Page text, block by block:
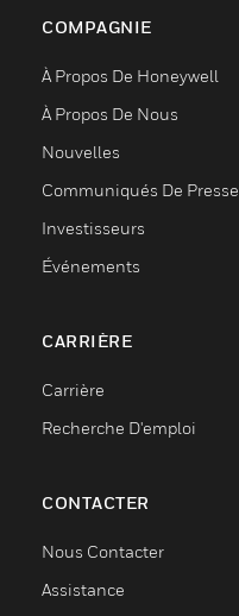
COMPAGNIE
À Propos De Honeywell
À Propos De Nous
Nouvelles
Communiqués De Presse
Investisseurs
Événements
CARRIÈRE
Carrière
Recherche D'emploi
CONTACTER
Nous Contacter
Assistance